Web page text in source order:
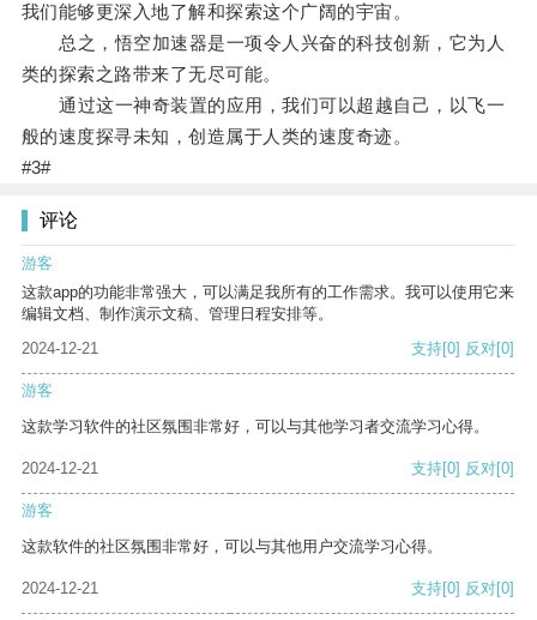
我们能够更深入地了解和探索这个广阔的宇宙。
总之，悟空加速器是一项令人兴奋的科技创新，它为人
类的探索之路带来了无尽可能。
通过这一神奇装置的应用，我们可以超越自己，以飞一
般的速度探寻未知，创造属于人类的速度奇迹。
#3#
评论
游客
这款app的功能非常强大，可以满足我所有的工作需求。我可以使用它来
编辑文档、制作演示文稿、管理日程安排等。
2024-12-21
支持[0] 反对[0]
游客
这款学习软件的社区氛围非常好，可以与其他学习者交流学习心得。
2024-12-21 支持[0] 反对[0]
游客
这款软件的社区氛围非常好，可以与其他用户交流学习心得。
2024-12-21 支持[0] 反对[0]